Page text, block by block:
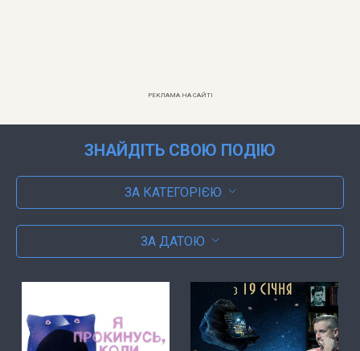
РЕКЛАМА НА САЙТІ
ЗНАЙДІТЬ СВОЮ ПОДІЮ
ЗА КАТЕГОРІЄЮ
ЗА ДАТОЮ